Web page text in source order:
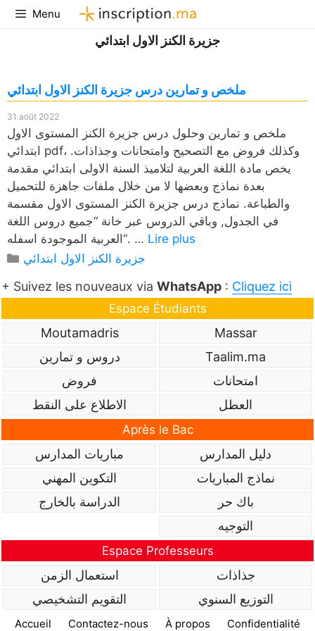
Aller
au
Menu
جزيرة الكنز الاول ابتدائي
ملخص و تمارين درس جزيرة الكنز الاول ابتدائي
31 août 2022
ملخص و تمارين وحلول درس جزيرة الكنز المستوى الاول
ابتدائي pdf، وكذلك فروض مع التصحيح وامتحانات وجذاذات.
يخص مادة اللغة العربية لتلاميذ السنة الاولى ابتدائي مقدمة
بعدة نماذج وبعضها لا من خلال ملفات جاهزة للتحميل
والطباعة. نماذج درس جزيرة الكنز المستوى الاول مقسمة
في الجدول, وباقي الدروس عبر خانة “جميع دروس اللغة
العربية الموجودة اسفله“. … Lire plus
Catégories
جزيرة الكنز الاول ابتدائي
+ Suivez les nouveaux via WhatsApp : Cliquez ici
Espace Étudiants
Massar
Moutamadris
Taalim.ma
دروس و تمارين
امتحانات
فروض
العطل
الاطلاع على النقط
Après le Bac
دليل المدارس
مباريات المدارس
نماذج المباريات
التكوين المهني
باك حر
الدراسة بالخارج
التوجيه
Espace Professeurs
جذاذات
استعمال الزمن
التوزيع السنوي
التقويم التشخيصي
Accueil Contactez-nous À propos Confidentialité